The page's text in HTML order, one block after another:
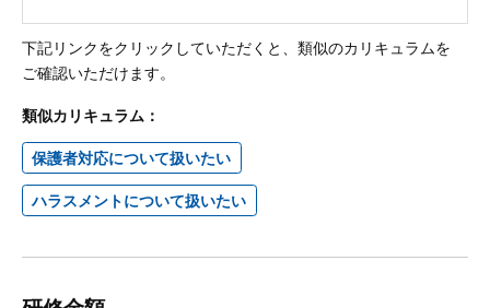
下記リンクをクリックしていただくと、類似のカリキュラムを
ご確認いただけます。
類似カリキュラム：
保護者対応について扱いたい
ハラスメントについて扱いたい